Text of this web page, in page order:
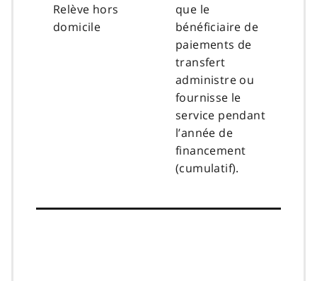
Relève hors
domicile
que le
bénéficiaire de
paiements de
transfert
administre ou
fournisse le
service pendant
l’année de
financement
(cumulatif).